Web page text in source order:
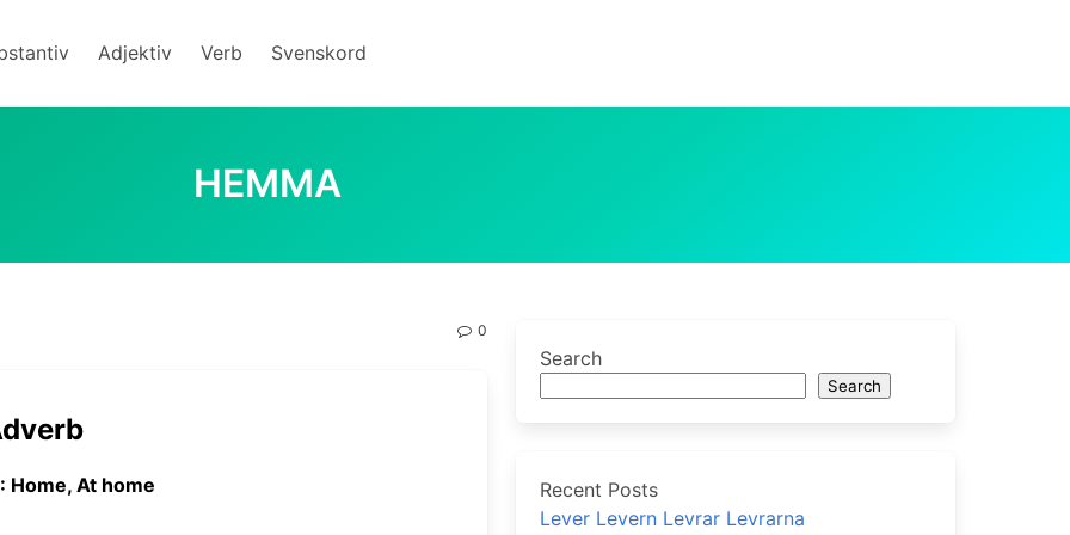
Adjektiv Verb Svenskord
HEMMA
0
Home, At home
Search
Search
Recent Posts
Lever Levern Levrar Levrarna